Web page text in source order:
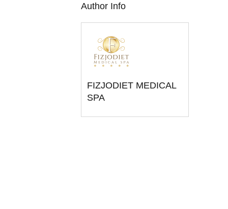
Author Info
FIZJODIET MEDICAL
SPA